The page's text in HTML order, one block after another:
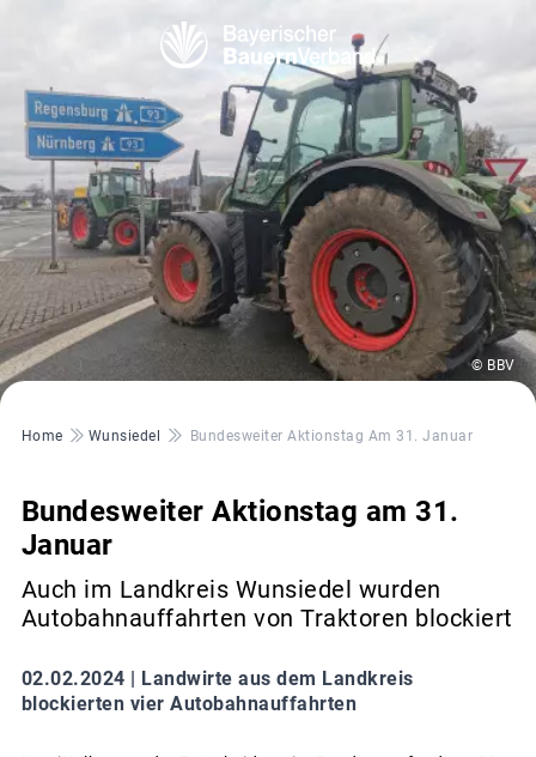
© BBV
Pfadnavigation
Home Wunsiedel Bundesweiter Aktionstag Am 31. Januar
Bundesweiter Aktionstag am 31.
Januar
Auch im Landkreis Wunsiedel wurden
Autobahnauffahrten von Traktoren blockiert
02.02.2024 | Landwirte aus dem Landkreis
blockierten vier Autobahnauffahrten